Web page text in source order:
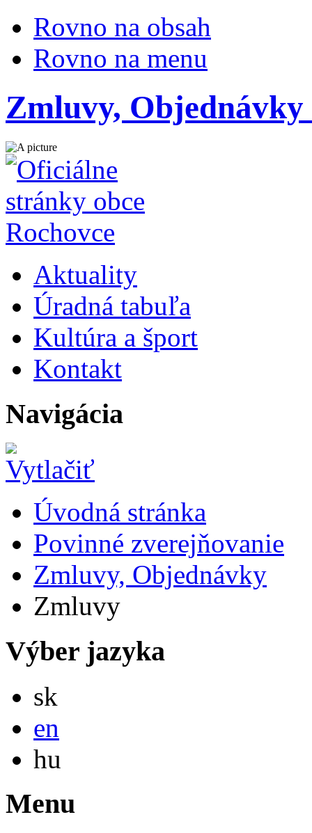
Rovno na obsah
Rovno na menu
Zmluvy,
Aktuality
Úradná tabuľa
Kultúra a šport
Kontakt
Navigácia
Úvodná stránka
Povinné zverejňovanie
Zmluvy, Objednávky
Zmluvy
Výber jazyka
sk
en
hu
Menu